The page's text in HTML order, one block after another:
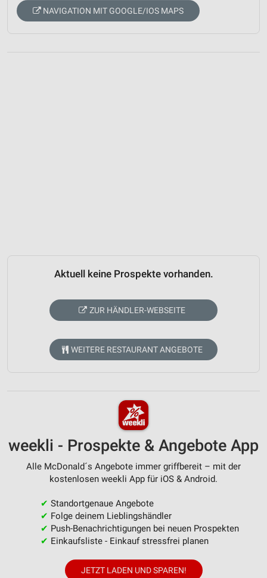
NAVIGATION MIT GOOGLE/IOS MAPS
Aktuell keine Prospekte vorhanden.
ZUR HÄNDLER-WEBSEITE
WEITERE RESTAURANT ANGEBOTE
weekli - Prospekte & Angebote App
Alle McDonald´s Angebote immer griffbereit – mit der
kostenlosen weekli App für iOS & Android.
✔ Standortgenaue Angebote
✔ Folge deinem Lieblingshändler
✔ Push-Benachrichtigungen bei neuen Prospekten
✔ Einkaufsliste - Einkauf stressfrei planen
JETZT LADEN UND SPAREN!